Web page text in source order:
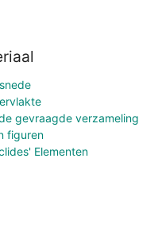
gevraagde verzameling
figuren
Elementen